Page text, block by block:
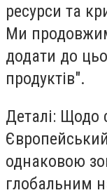
ресурси та
Ми
додати до
продуктів".
Деталі: Щодо
однаковою
глобальним